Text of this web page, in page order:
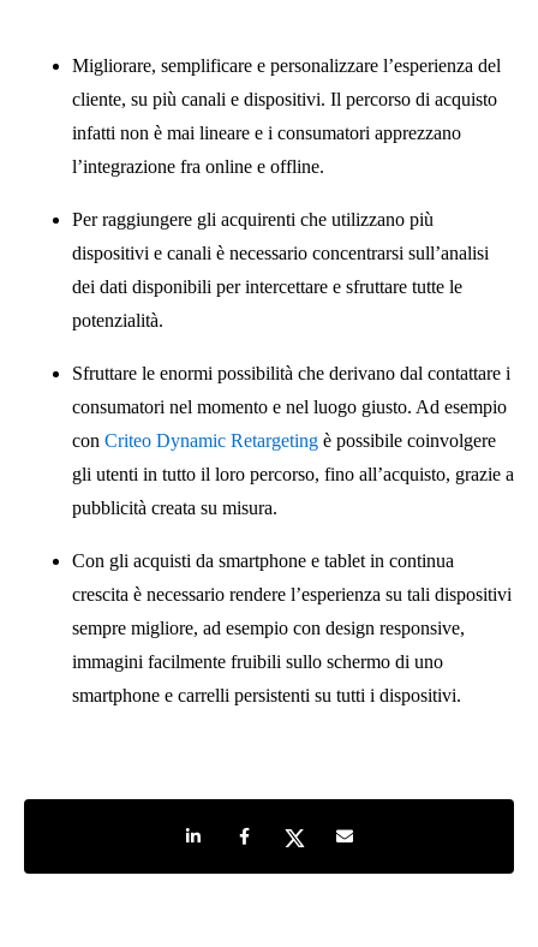
Migliorare, semplificare e personalizzare l’esperienza del
cliente, su più canali e dispositivi. Il percorso di acquisto
infatti non è mai lineare e i consumatori apprezzano
l’integrazione fra online e offline.
Per raggiungere gli acquirenti che utilizzano più
dispositivi e canali è necessario concentrarsi sull’analisi
dei dati disponibili per intercettare e sfruttare tutte le
potenzialità.
Sfruttare le enormi possibilità che derivano dal contattare i
consumatori nel momento e nel luogo giusto. Ad esempio
con Criteo Dynamic Retargeting è possibile coinvolgere
gli utenti in tutto il loro percorso, fino all’acquisto, grazie a
pubblicità creata su misura.
Con gli acquisti da smartphone e tablet in continua
crescita è necessario rendere l’esperienza su tali dispositivi
sempre migliore, ad esempio con design responsive,
immagini facilmente fruibili sullo schermo di uno
smartphone e carrelli persistenti su tutti i dispositivi.
Share on LinkedIn
Share on Facebook
Share on TwitterShare by e-mail